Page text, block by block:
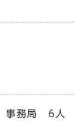
務局 6人